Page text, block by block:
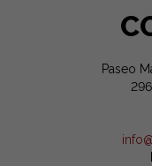
Paseo